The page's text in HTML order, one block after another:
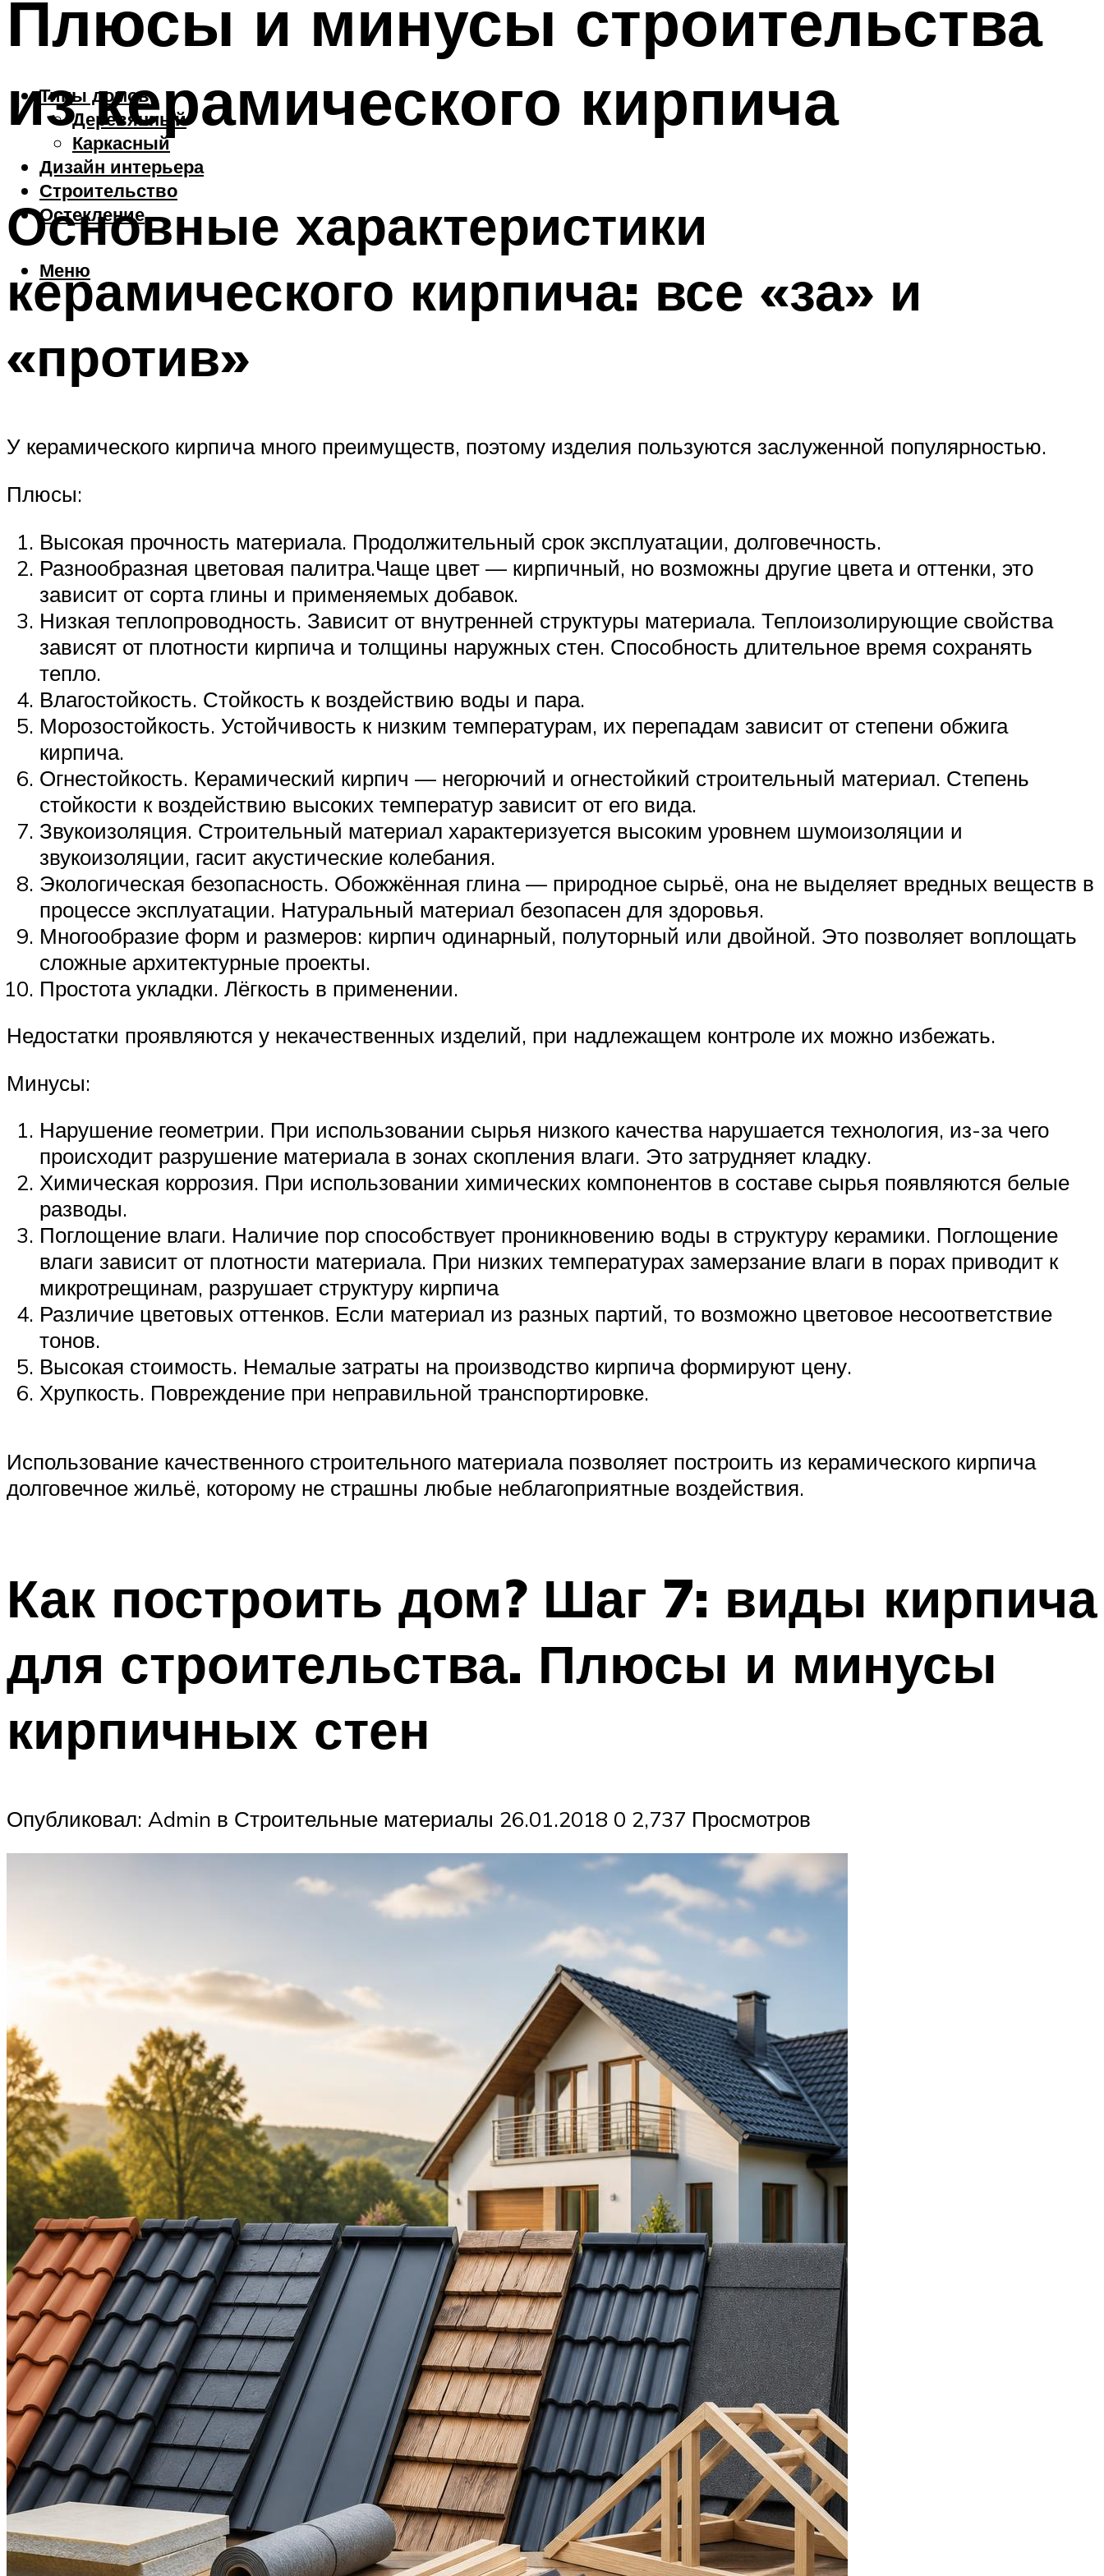
Типы домов
Деревянный
Каркасный
Дизайн интерьера
Строительство
Остекление
Меню
Плюсы и минусы строительства
из керамического кирпича
Основные характеристики
керамического кирпича: все «за» и
«против»
У керамического кирпича много преимуществ, поэтому изделия пользуются заслуженной популярностью.
Плюсы:
Высокая прочность материала. Продолжительный срок эксплуатации, долговечность.
Разнообразная цветовая палитра.Чаще цвет — кирпичный, но возможны другие цвета и оттенки, это
зависит от сорта глины и применяемых добавок.
Низкая теплопроводность. Зависит от внутренней структуры материала. Теплоизолирующие свойства
зависят от плотности кирпича и толщины наружных стен. Способность длительное время сохранять
тепло.
Влагостойкость. Стойкость к воздействию воды и пара.
Морозостойкость. Устойчивость к низким температурам, их перепадам зависит от степени обжига
кирпича.
Огнестойкость. Керамический кирпич — негорючий и огнестойкий строительный материал. Степень
стойкости к воздействию высоких температур зависит от его вида.
Звукоизоляция. Строительный материал характеризуется высоким уровнем шумоизоляции и
звукоизоляции, гасит акустические колебания.
Экологическая безопасность. Обожжённая глина — природное сырьё, она не выделяет вредных веществ в
процессе эксплуатации. Натуральный материал безопасен для здоровья.
Многообразие форм и размеров: кирпич одинарный, полуторный или двойной. Это позволяет воплощать
сложные архитектурные проекты.
Простота укладки. Лёгкость в применении.
Недостатки проявляются у некачественных изделий, при надлежащем контроле их можно избежать.
Минусы:
Нарушение геометрии. При использовании сырья низкого качества нарушается технология, из-за чего
происходит разрушение материала в зонах скопления влаги. Это затрудняет кладку.
Химическая коррозия. При использовании химических компонентов в составе сырья появляются белые
разводы.
Поглощение влаги. Наличие пор способствует проникновению воды в структуру керамики. Поглощение
влаги зависит от плотности материала. При низких температурах замерзание влаги в порах приводит к
микротрещинам, разрушает структуру кирпича
Различие цветовых оттенков. Если материал из разных партий, то возможно цветовое несоответствие
тонов.
Высокая стоимость. Немалые затраты на производство кирпича формируют цену.
Хрупкость. Повреждение при неправильной транспортировке.
Использование качественного строительного материала позволяет построить из керамического кирпича
долговечное жильё, которому не страшны любые неблагоприятные воздействия.
Как построить дом? Шаг 7: виды кирпича
для строительства. Плюсы и минусы
кирпичных стен
Опубликовал: Admin в Строительные материалы 26.01.2018 0 2,737 Просмотров